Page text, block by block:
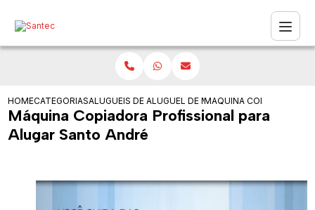
HOMECATEGORIASALUGUEIS DE COPIADORASALUGUEL DE MAQUINA COPIADORA
MAQUINA COPIADORA
Máquina Copiadora Profissional para
Alugar Santo André